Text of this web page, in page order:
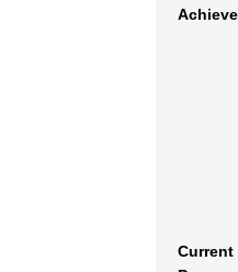
Current